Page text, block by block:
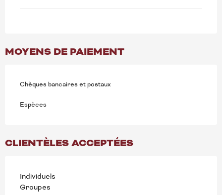
MOYENS DE PAIEMENT
Chèques bancaires et postaux
Espèces
CLIENTÈLES ACCEPTÉES
Individuels
Groupes